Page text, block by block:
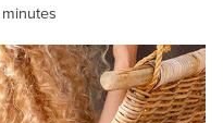
minutes